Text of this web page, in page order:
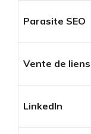
Parasite SEO
Vente de liens
LinkedIn